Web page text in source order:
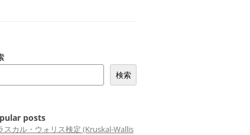
検索
posts
スカル・ウォリス検定 (Kruskal-Wallis